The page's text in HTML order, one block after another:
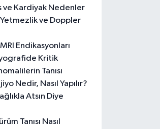
ve Kardiyak Nedenler
ve Doppler
Endikasyonları
Kritik
Tanısı
Nedir, Nasıl Yapılır?
Atsın Diye
Tanısı Nasıl